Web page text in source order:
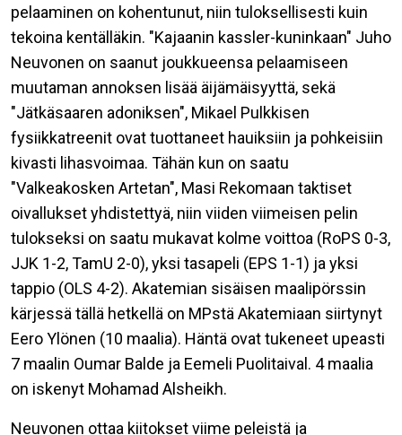
pelaaminen on kohentunut, niin tuloksellisesti kuin
tekoina kentälläkin. "Kajaanin kassler-kuninkaan" Juho
Neuvonen on saanut joukkueensa pelaamiseen
muutaman annoksen lisää äijämäisyyttä, sekä
"Jätkäsaaren adoniksen", Mikael Pulkkisen
fysiikkatreenit ovat tuottaneet hauiksiin ja pohkeisiin
kivasti lihasvoimaa. Tähän kun on saatu
"Valkeakosken Artetan", Masi Rekomaan taktiset
oivallukset yhdistettyä, niin viiden viimeisen pelin
tulokseksi on saatu mukavat kolme voittoa (RoPS 0-3,
JJK 1-2, TamU 2-0), yksi tasapeli (EPS 1-1) ja yksi
tappio (OLS 4-2). Akatemian sisäisen maalipörssin
kärjessä tällä hetkellä on MPstä Akatemiaan siirtynyt
Eero Ylönen (10 maalia). Häntä ovat tukeneet upeasti
7 maalin Oumar Balde ja Eemeli Puolitaival. 4 maalia
on iskenyt Mohamad Alsheikh.
Neuvonen ottaa kiitokset viime peleistä ja